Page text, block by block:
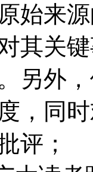
始来
其关
另外
，同
评；